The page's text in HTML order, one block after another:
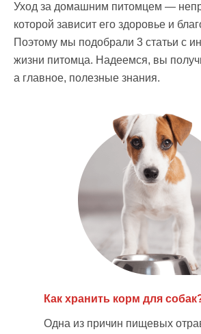
Уход за домашним питомцем —
которой зависит его здоровье и
Поэтому мы подобрали 3 статьи с
жизни питомца. Надеемся, вы
а главное, полезные знания.
Как хранить корм для
Одна из причин пищевых